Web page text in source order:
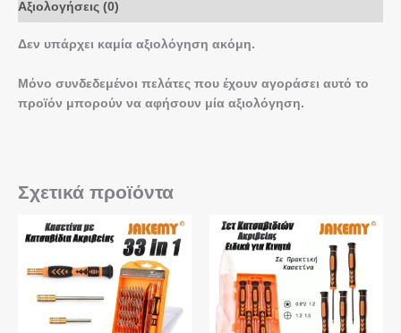
Αξιολογήσεις (0)
Δεν υπάρχει καμία αξιολόγηση ακόμη.
Μόνο συνδεδεμένοι πελάτες που έχουν αγοράσει αυτό το
προϊόν μπορούν να αφήσουν μία αξιολόγηση.
Σχετικά προϊόντα